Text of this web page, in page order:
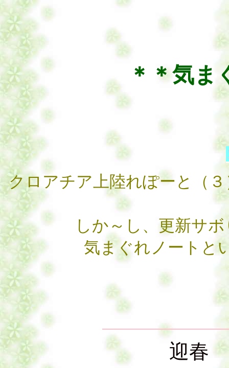
＊＊気ま
クロアチア上陸れぽーと（
しか～し、更新サ
気まぐれノートと
迎